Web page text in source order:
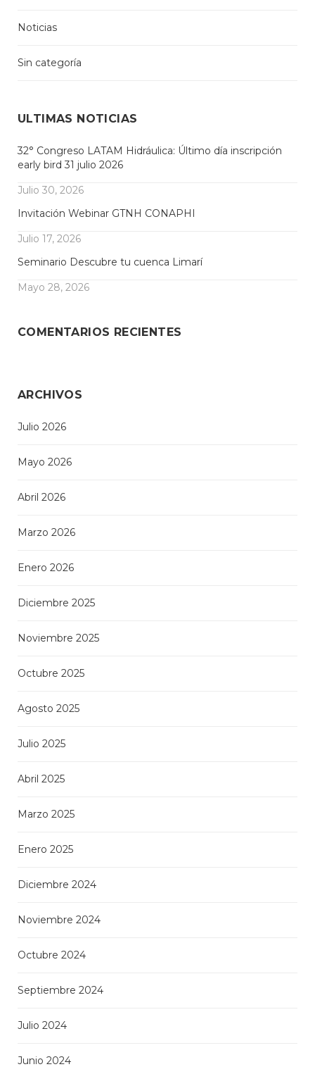
Noticias
Sin categoría
ULTIMAS NOTICIAS
32° Congreso LATAM Hidráulica: Último día inscripción
early bird 31 julio 2026
Julio 30, 2026
Invitación Webinar GTNH CONAPHI
Julio 17, 2026
Seminario Descubre tu cuenca Limarí
Mayo 28, 2026
COMENTARIOS RECIENTES
ARCHIVOS
Julio 2026
Mayo 2026
Abril 2026
Marzo 2026
Enero 2026
Diciembre 2025
Noviembre 2025
Octubre 2025
Agosto 2025
Julio 2025
Abril 2025
Marzo 2025
Enero 2025
Diciembre 2024
Noviembre 2024
Octubre 2024
Septiembre 2024
Julio 2024
Junio 2024